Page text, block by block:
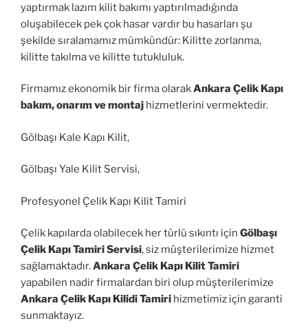
yaptırmak lazım kilit bakımı yaptırılmadığında
oluşabilecek pek çok hasar vardır bu hasarları şu
şekilde sıralamamız mümkündür: Kilitte zorlanma,
kilitte takılma ve kilitte tutukluluk.
Firmamız ekonomik bir firma olarakAnkara Çelik Kapı
bakım, onarım ve montaj hizmetlerini vermektedir.
Gölbaşı Kale Kapı Kilit,
Gölbaşı Yale Kilit Servisi,
Profesyonel Çelik Kapı Kilit Tamiri
Çelik kapılarda olabilecek her türlü sıkıntı için Gölbaşı
Çelik Kapı Tamiri Servisi, siz müşterilerimize hizmet
sağlamaktadır.Ankara Çelik Kapı Kilit Tamiri
yapabilen nadir firmalardan biri olup müşterilerimize
Ankara Çelik Kapı Kilidi Tamiri hizmetimiz için garanti
sunmaktayız.